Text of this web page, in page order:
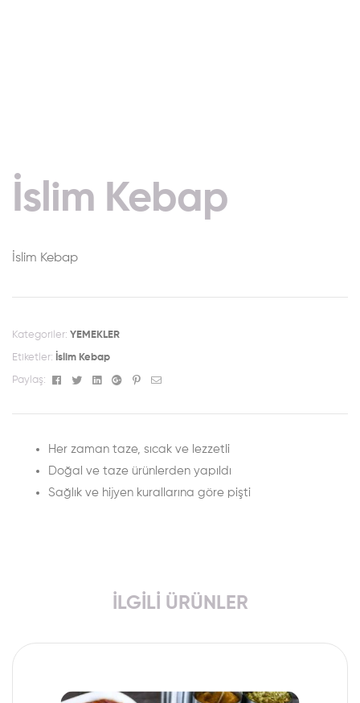
İslim Kebap
İslim Kebap
Kategoriler: YEMEKLER
Etiketler: İslim Kebap
Paylaş: Facebook
TwitterLinkedinGoogle+Pinterest
Email
Her zaman taze, sıcak ve lezzetli
Doğal ve taze ürünlerden yapıldı
Sağlık ve hijyen kurallarına göre pişti
İLGILI ÜRÜNLER